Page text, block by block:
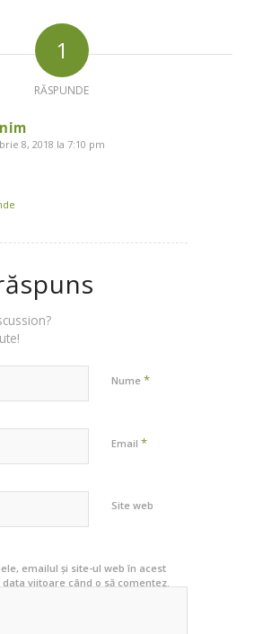
1
RĂSPUNDE
8, 2018 la 7:10 pm
Nume *
Email *
Site web
emailul și site-ul web în acest
viitoare când o să comentez.